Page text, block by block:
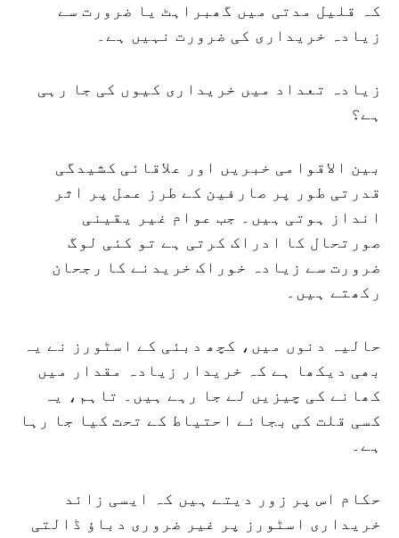
کہ قلیل مدتی میں گھبراہٹ یا ضرورت سے
زیادہ خریداری کی ضرورت نہیں ہے۔
زیادہ تعداد میں خریداری کیوں کی جا رہی
ہے؟
بین الاقوامی خبریں اور علاقائی کشیدگی
قدرتی طور پر صارفین کے طرز عمل پر اثر
انداز ہوتی ہیں۔ جب عوام غیر یقینی
صورتحال کا ادراک کرتی ہے تو کئی لوگ
ضرورت سے زیادہ خوراک خریدنے کا رجحان
رکھتے ہیں۔
حالیہ دنوں میں، کچھ دبئی کے اسٹورز نے یہ
بھی دیکھا ہے کہ خریدار زیادہ مقدار میں
کھانے کی چیزیں لے جا رہے ہیں۔ تاہم، یہ
کسی قلت کی بجائے احتیاط کے تحت کیا جا رہا
ہے۔
حکام اس پر زور دیتے ہیں کہ ایسی زائد
خریداری اسٹورز پر غیر ضروری دباؤ ڈالتی